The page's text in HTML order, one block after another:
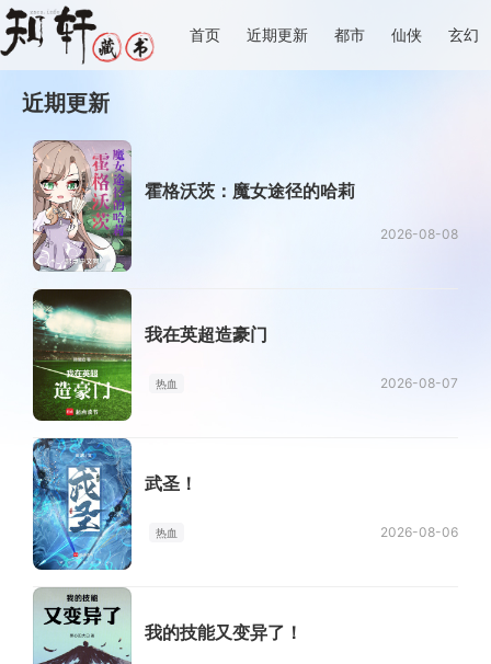
首页 近期更新 都市 仙侠 玄幻
近期更新
霍格沃茨：魔女途径的哈莉
2026-08-08
我在英超造豪门
热血 2026-08-07
武圣！
热血 2026-08-06
我的技能又变异了！